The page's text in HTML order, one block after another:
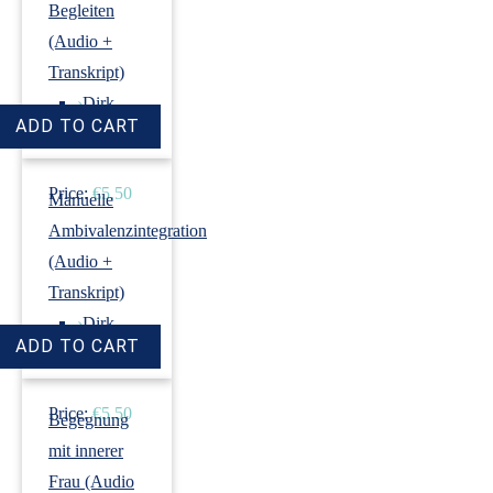
Begleiten
(Audio +
Transkript)
›Dirk
Revenstorf
Price: €5.50
Manuelle
Ambivalenzintegration
(Audio +
Transkript)
›Dirk
Revenstorf
Price: €5.50
Begegnung
mit innerer
Frau (Audio